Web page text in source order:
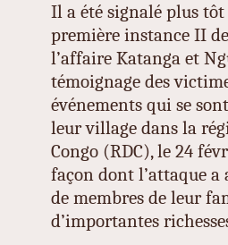
Il a été signalé plus tôt
première instance II
l’affaire Katanga et
témoignage des
événements qui se
leur village dans la
Congo (RDC), le 24
façon dont l’attaque
de membres de leur
d’importantes